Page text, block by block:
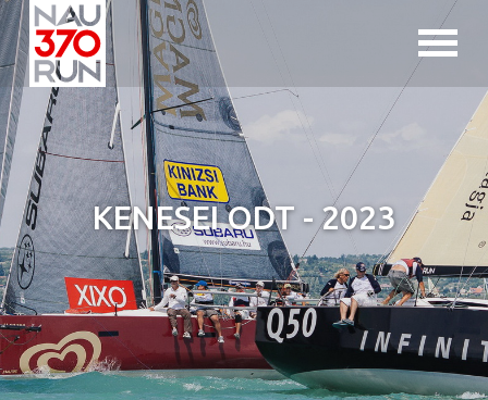
Jump to navigation
KENESEI ODT - 2023